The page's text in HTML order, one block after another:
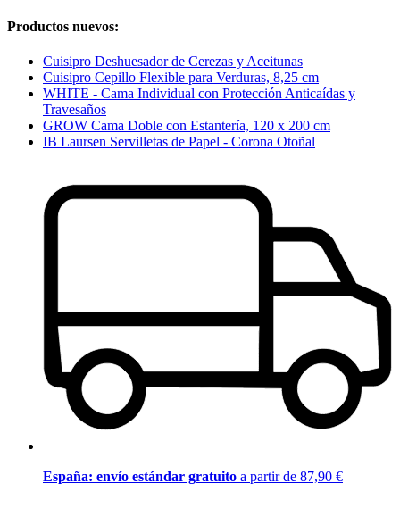
Productos nuevos:
Cuisipro Deshuesador de Cerezas y Aceitunas
Cuisipro Cepillo Flexible para Verduras, 8,25 cm
WHITE - Cama Individual con Protección Anticaídas y
Travesaños
GROW Cama Doble con Estantería, 120 x 200 cm
IB Laursen Servilletas de Papel - Corona Otoñal
España: envío estándar gratuito a partir de 87,90 €